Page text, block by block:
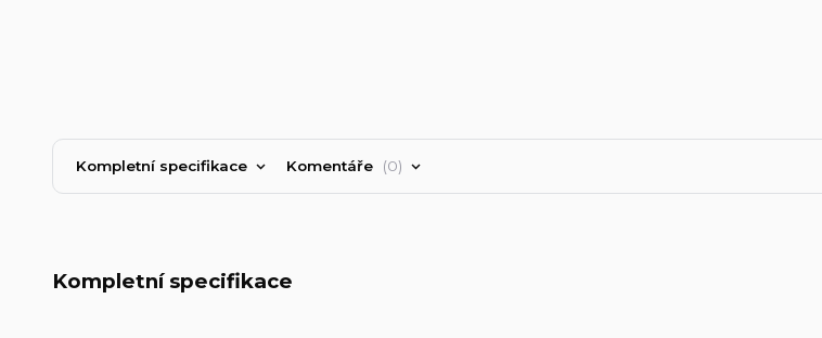
Kompletní specifikace Komentáře 0
Kompletní specifikace